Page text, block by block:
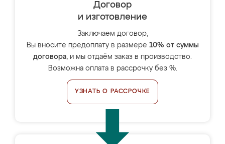
Договор
и изготовление
Заключаем договор,
Вы вносите предоплату в размере 10% от суммы
договора, и мы отдаём заказ в производство.
Возможна оплата в рассрочку без %.
УЗНАТЬ О РАССРОЧКЕ